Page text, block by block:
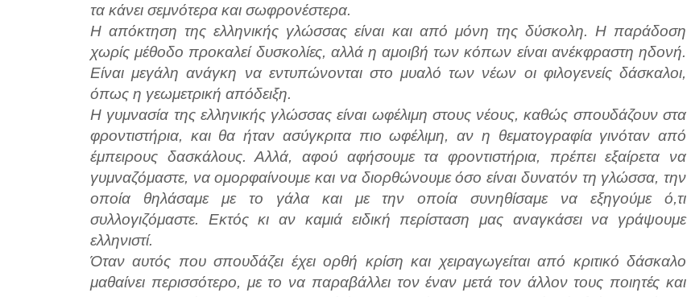
τα κάνει σεμνότερα και σωφρονέστερα.
Η απόκτηση της ελληνικής γλώσσας είναι και από μόνη της δύσκολη. Η παράδοση
χωρίς μέθοδο προκαλεί δυσκολίες, αλλά η αμοιβή των κόπων είναι ανέκφραστη ηδονή.
Είναι μεγάλη ανάγκη να εντυπώνονται στο μυαλό των νέων οι φιλογενείς δάσκαλοι,
όπως η γεωμετρική απόδειξη.
Η γυμνασία της ελληνικής γλώσσας είναι ωφέλιμη στους νέους, καθώς σπουδάζουν στα
φροντιστήρια, και θα ήταν ασύγκριτα πιο ωφέλιμη, αν η θεματογραφία γινόταν από
έμπειρους δασκάλους. Αλλά, αφού αφήσουμε τα φροντιστήρια, πρέπει εξαίρετα να
γυμναζόμαστε, να ομορφαίνουμε και να διορθώνουμε όσο είναι δυνατόν τη γλώσσα, την
οποία θηλάσαμε με το γάλα και με την οποία συνηθίσαμε να εξηγούμε ό,τι
συλλογιζόμαστε. Εκτός κι αν καμιά ειδική περίσταση μας αναγκάσει να γράψουμε
ελληνιστί.
Όταν αυτός που σπουδάζει έχει ορθή κρίση και χειραγωγείται από κριτικό δάσκαλο
μαθαίνει περισσότερο, με το να παραβάλλει τον έναν μετά τον άλλον τους ποιητές και